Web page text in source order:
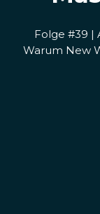
Folge #39 |
Warum New